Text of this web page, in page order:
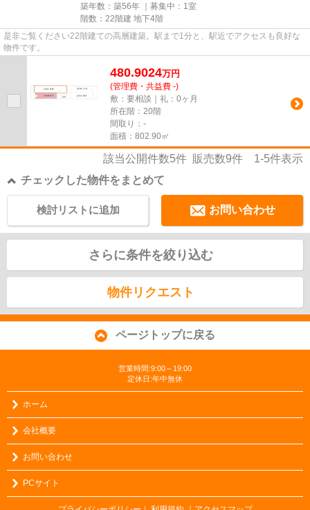
築年数：築56年 ｜募集中： 1室
階数：22階建 地下4階
是非ご覧ください22階建ての高層建築。駅まで1分と、駅近でアクセスも良好な
物件です。
480.9024万円
(管理費・共益費 -)
敷：要相談｜礼：0ヶ月
所在階：20階
間取り：-
面積：802.90㎡
該当公開件数5件 販売数9件 1-5件表示
チェックした物件をまとめて
お問い合わせ
検討リストに追加
さらに条件を絞り込む
物件リクエスト
ページトップに戻る
営業時間:9:00～19:00
定休日:年中無休
ホーム
会社概要
お問い合わせ
PCサイト